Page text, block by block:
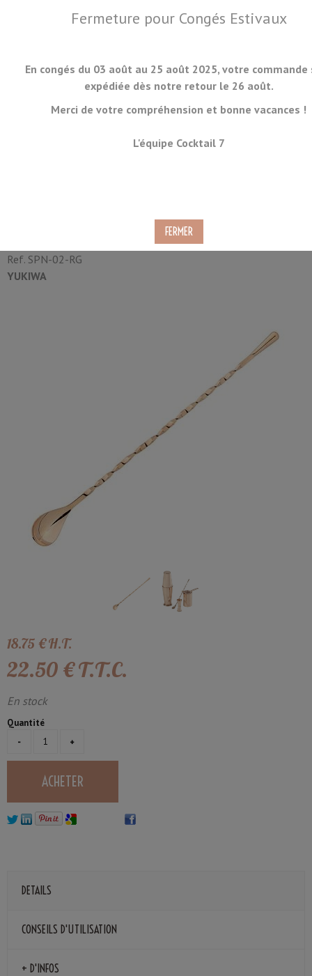
MENU
Fermeture pour Congés Estivaux
En congés du 03 août au 25 août 2025, votre commande
expédiée dès notre retour le 26 août.
Merci de votre compréhension et bonne vacances !
L'équipe Cocktail 7
Teardrop Or Rose 30cm
Ref. SPN-02-RG
YUKIWA
18.75 €H.T.
22.50 €T.T.C.
En stock
Quantité
DETAILS
CONSEILS D'UTILISATION
+ D'INFOS